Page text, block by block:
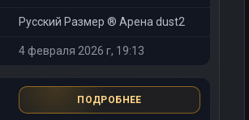
Русский Размер ® Арена dust2
4 февраля 2026 г, 19:13
ПОДРОБНЕЕ